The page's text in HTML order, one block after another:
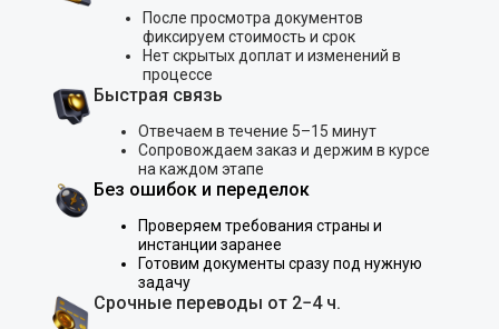
После просмотра документов
фиксируем стоимость и срок
Нет скрытых доплат и изменений в
процессе
Быстрая связь
Отвечаем в течение 5–15 минут
Сопровождаем заказ и держим в курсе
на каждом этапе
Без ошибок и переделок
Проверяем требования страны и
инстанции заранее
Готовим документы сразу под нужную
задачу
Срочные переводы от 2−4 ч.